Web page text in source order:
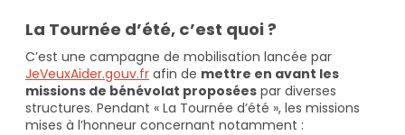
La Tournée d’été, c’est quoi ?
C’est une campagne de mobilisation lancée par
JeVeuxAider.gouv.fr afin de mettre en avant les
missions de bénévolat proposées par diverses
structures. Pendant « La Tournée d’été », les missions
mises à l’honneur concernant notamment :